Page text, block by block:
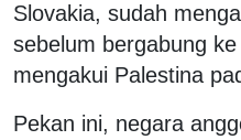
Slovakia, sudah
sebelum bergabung
mengakui Palestina
Pekan ini, negara